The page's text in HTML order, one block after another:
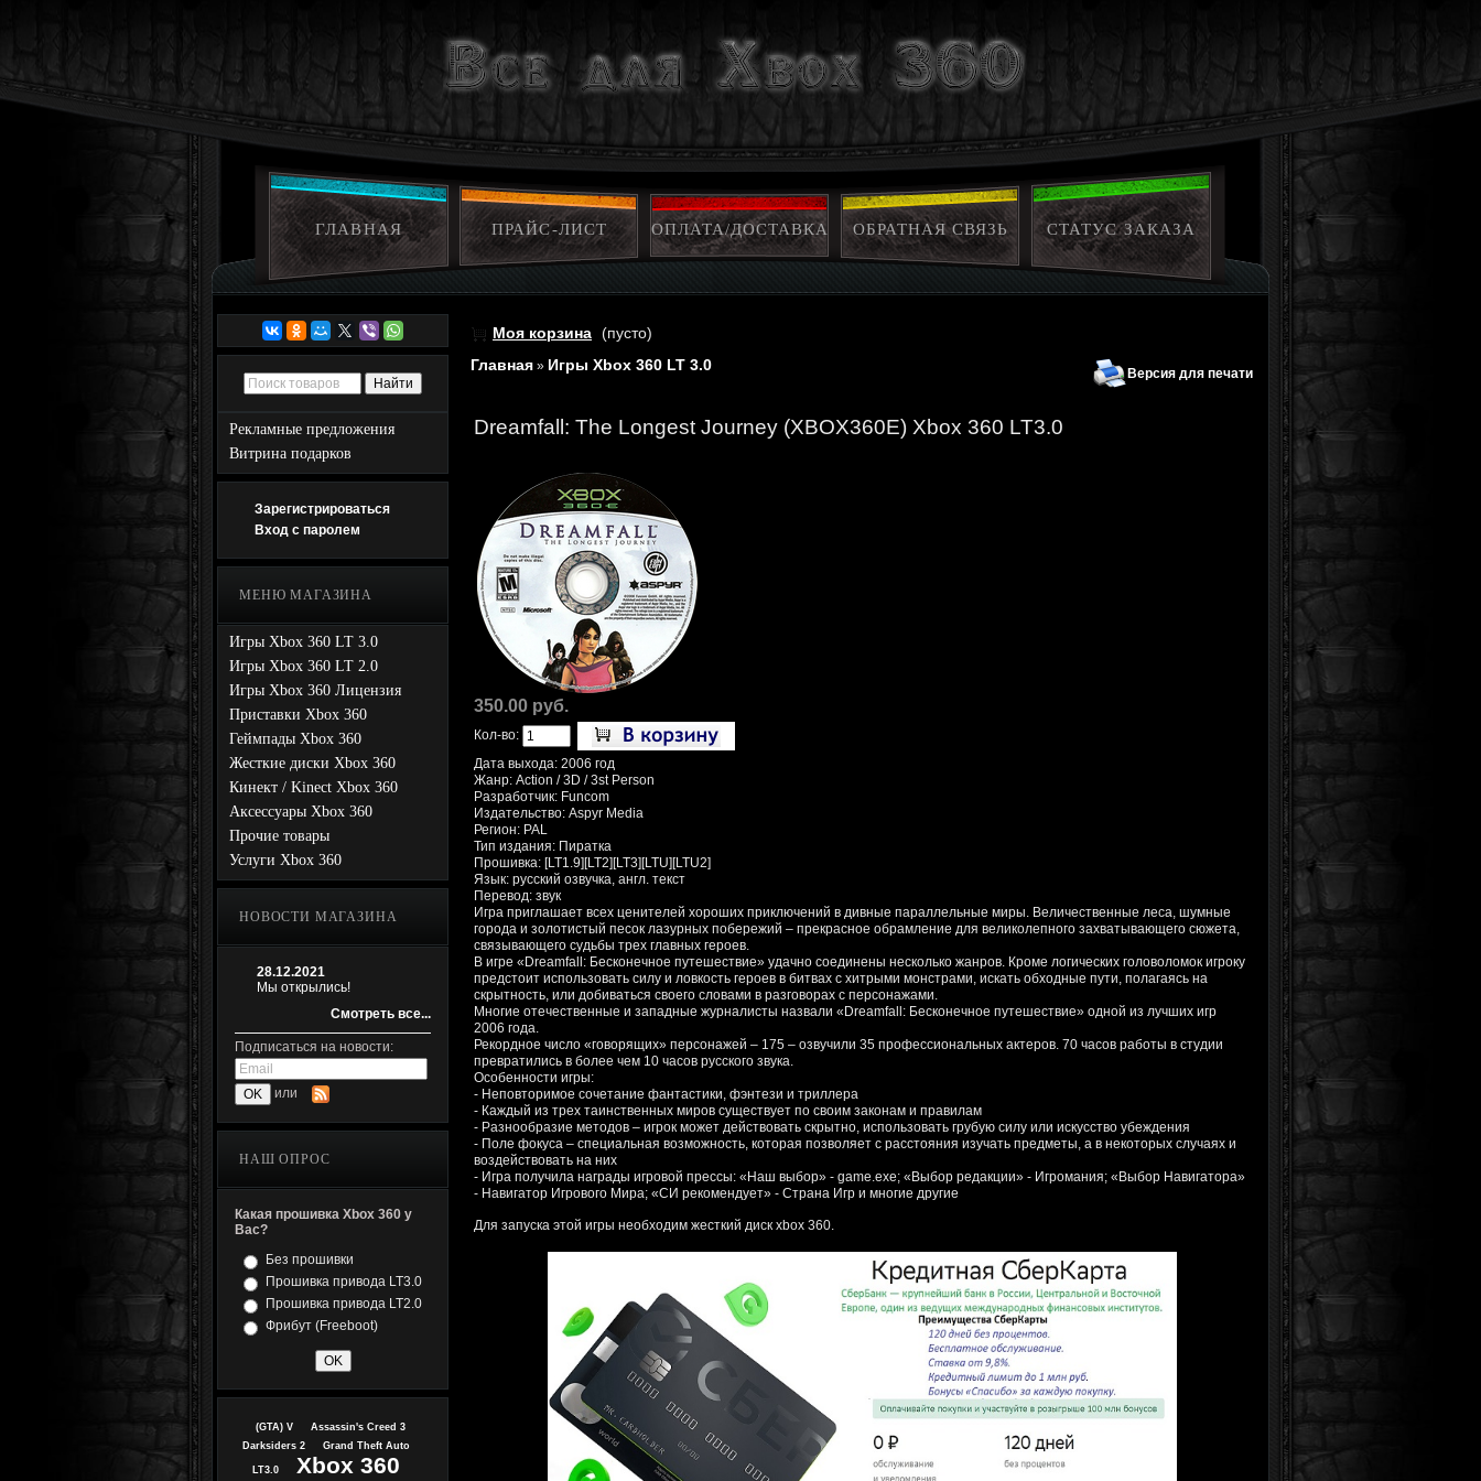
ГЛАВНАЯ ПРАЙС-ЛИСТ ОПЛАТА/ДОСТАВКА ОБРАТНАЯ СВЯЗЬ СТАТУС ЗАКАЗА
Рекламные предложения
Витрина подарков
Зарегистрироваться
Вход с паролем
МЕНЮ МАГАЗИНА
Игры Xbox 360 LT 3.0
Игры Xbox 360 LT 2.0
Игры Xbox 360 Лицензия
Приставки Xbox 360
Геймпады Xbox 360
Жесткие диски Xbox 360
Кинект / Kinect Xbox 360
Аксессуары Xbox 360
Прочие товары
Услуги Xbox 360
НОВОСТИ МАГАЗИНА
28.12.2021
Мы открылись!
Смотреть все...
Подписаться на новости:
или
НАШ ОПРОС
Какая прошивка Xbox 360 у
Вас?
Без прошивки
Прошивка привода LT3.0
Прошивка привода LT2.0
Фрибут (Freeboot)
(GTA) V
Assassin's Creed 3
Darksiders 2
Grand Theft Auto
LT3.0 Xbox 360
Моя корзина (пусто)
Главная » Игры Xbox 360 LT 3.0 Версия для печати
Dreamfall: The Longest Journey (XBOX360E) Xbox 360 LT3.0
350.00 руб.
Кол-во:
Дата выхода: 2006 год
Жанр: Action / 3D / 3st Person
Разработчик: Funcom
Издательство: Aspyr Media
Регион: PAL
Тип издания: Пиратка
Прошивка: [LT1.9][LT2][LT3][LTU][LTU2]
Язык: русский озвучка, англ. текст
Перевод: звук
Игра приглашает всех ценителей хороших приключений в дивные параллельные миры. Величественные леса, шумные
города и золотистый песок лазурных побережий – прекрасное обрамление для великолепного захватывающего сюжета,
связывающего судьбы трех главных героев.
В игре «Dreamfall: Бесконечное путешествие» удачно соединены несколько жанров. Кроме логических головоломок игроку
предстоит использовать силу и ловкость героев в битвах с хитрыми монстрами, искать обходные пути, полагаясь на
скрытность, или добиваться своего словами в разговорах с персонажами.
Многие отечественные и западные журналисты назвали «Dreamfall: Бесконечное путешествие» одной из лучших игр
2006 года.
Рекордное число «говорящих» персонажей – 175 – озвучили 35 профессиональных актеров. 70 часов работы в студии
превратились в более чем 10 часов русского звука.
Особенности игры:
- Неповторимое сочетание фантастики, фэнтези и триллера
- Каждый из трех таинственных миров существует по своим законам и правилам
- Разнообразие методов – игрок может действовать скрытно, использовать грубую силу или искусство убеждения
- Поле фокуса – специальная возможность, которая позволяет с расстояния изучать предметы, а в некоторых случаях и
воздействовать на них
- Игра получила награды игровой прессы: «Наш выбор» - game.exe; «Выбор редакции» - Игромания; «Выбор Навигатора»
- Навигатор Игрового Мира; «СИ рекомендует» - Страна Игр и многие другие
Для запуска этой игры необходим жесткий диск xbox 360.